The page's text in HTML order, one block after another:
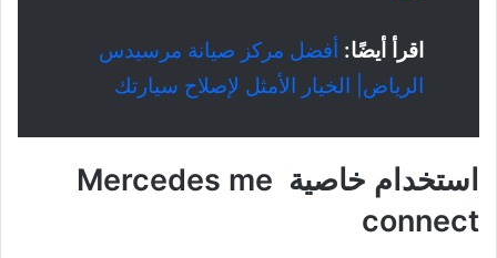
اقرأ أيضًا: أفضل مركز صيانة مرسيدس
الرياض| الخيار الأمثل لإصلاح سيارتك
استخدام خاصية Mercedes me
connect